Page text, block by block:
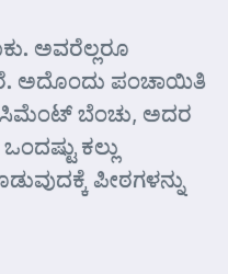
ಅವರೆಲ್ಲರೂ
ಅದೊಂದು ಪಂಚಾಯಿತಿ
ಸಿಮೆಂಟ್ ಬೆಂಚು, ಅದರ
ಕಲ್ಲು
ಪೀಠಗಳನ್ನು